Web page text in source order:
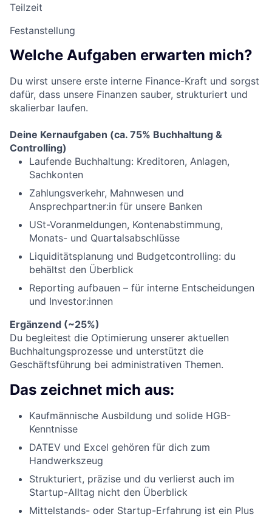
Teilzeit
Festanstellung
Welche Aufgaben erwarten mich?
Du wirst unsere erste interne Finance-Kraft und sorgst
dafür, dass unsere Finanzen sauber, strukturiert und
skalierbar laufen.
Deine Kernaufgaben (ca. 75% Buchhaltung &
Controlling)
Laufende Buchhaltung: Kreditoren, Anlagen,
Sachkonten
Zahlungsverkehr, Mahnwesen und
Ansprechpartner:in für unsere Banken
USt-Voranmeldungen, Kontenabstimmung,
Monats- und Quartalsabschlüsse
Liquiditätsplanung und Budgetcontrolling: du
behältst den Überblick
Reporting aufbauen – für interne Entscheidungen
und Investor:innen
Ergänzend (~25%)
Du begleitest die Optimierung unserer aktuellen
Buchhaltungsprozesse und unterstützt die
Geschäftsführung bei administrativen Themen.
Das zeichnet mich aus:
Kaufmännische Ausbildung und solide HGB-
Kenntnisse
DATEV und Excel gehören für dich zum
Handwerkszeug
Strukturiert, präzise und du verlierst auch im
Startup-Alltag nicht den Überblick
Mittelstands- oder Startup-Erfahrung ist ein Plus